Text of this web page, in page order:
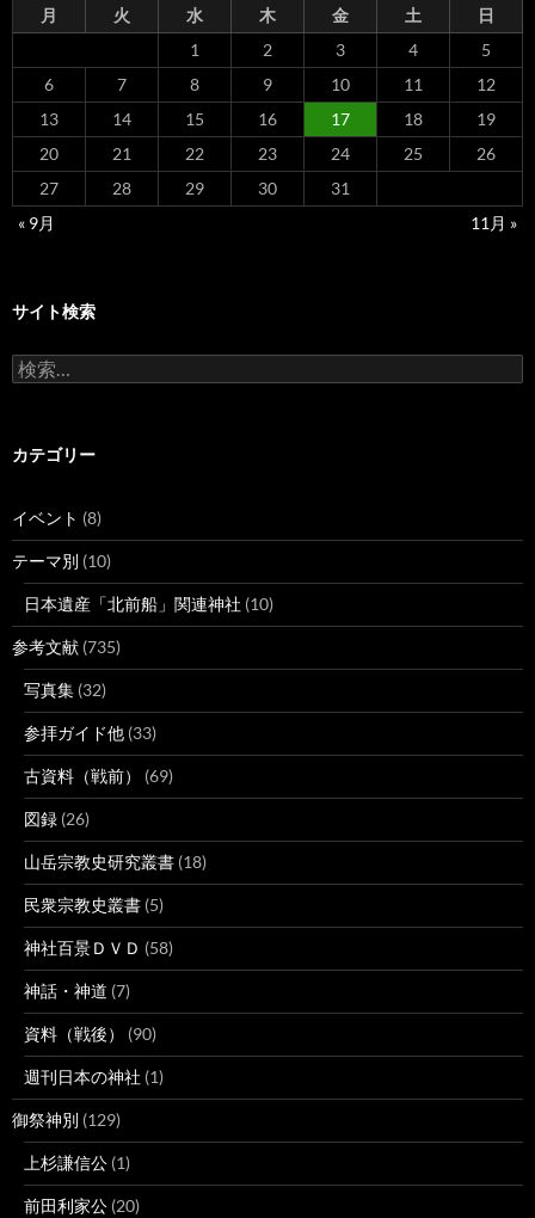
月 火 水 木 金 土
日
1
2 3 4
5
6
7 8 9 10 11
12
13
14 15 16 17 18
19
20
21 22 23 24 25
26
27
28 29 30
31
« 9月
11月 »
サイト検索
検
索:
カテゴリー
イベント (8)
テーマ別 (10)
日本遺産「北前船」関連神社 (10)
参考文献 (735)
写真集 (32)
参拝ガイド他 (33)
古資料（戦前） (69)
図録 (26)
山岳宗教史研究叢書 (18)
民衆宗教史叢書 (5)
神社百景ＤＶＤ (58)
神話・神道 (7)
資料（戦後） (90)
週刊日本の神社 (1)
御祭神別 (129)
上杉謙信公 (1)
前田利家公 (20)